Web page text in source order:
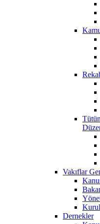
Vakıflar
Dernekler